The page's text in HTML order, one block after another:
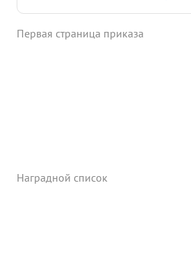
Первая страница приказа
Наградной список